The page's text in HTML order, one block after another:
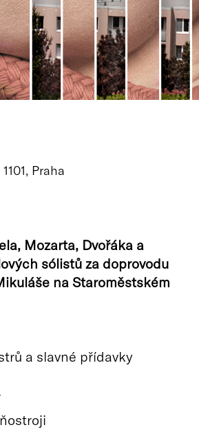
Praha
Mozarta, Dvořáka a
sólistů za doprovodu
na Staroměstském
a slavné přídavky